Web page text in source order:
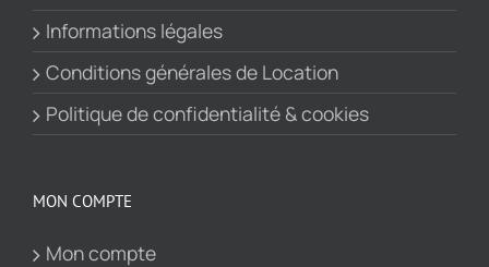
Informations légales
Conditions générales de Location
Politique de confidentialité & cookies
MON COMPTE
Mon compte